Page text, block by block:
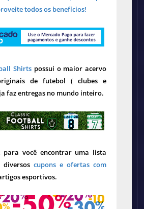
todos os benefícios!
Shirts possui o maior acervo
de futebol ( clubes e
faz entregas no mundo inteiro.
para você encontrar uma lista
diversos cupons e ofertas com
esportivos.